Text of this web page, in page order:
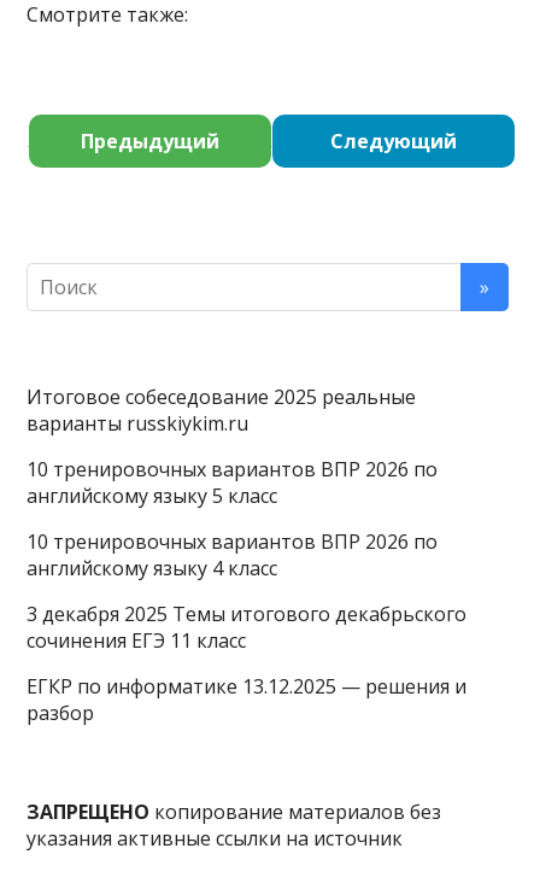
Смотрите также:
Предыдущий Следующий
Итоговое собеседование 2025 реальные
варианты russkiykim.ru
10 тренировочных вариантов ВПР 2026 по
английскому языку 5 класс
10 тренировочных вариантов ВПР 2026 по
английскому языку 4 класс
3 декабря 2025 Темы итогового декабрьского
сочинения ЕГЭ 11 класс
ЕГКР по информатике 13.12.2025 — решения и
разбор
ЗАПРЕЩЕНО копирование материалов без
указания активные ссылки на источник